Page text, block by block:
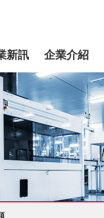
新訊 企業介紹